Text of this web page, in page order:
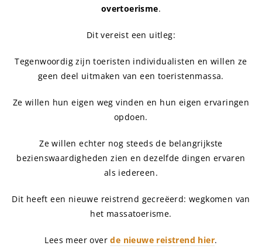
overtoerisme.
Dit vereist een uitleg:
Tegenwoordig zijn toeristen individualisten en willen ze
geen deel uitmaken van een toeristenmassa.
Ze willen hun eigen weg vinden en hun eigen ervaringen
opdoen.
Ze willen echter nog steeds de belangrijkste
bezienswaardigheden zien en dezelfde dingen ervaren
als iedereen.
Dit heeft een nieuwe reistrend gecreëerd: wegkomen van
het massatoerisme.
Lees meer overde nieuwe reistrend hier.